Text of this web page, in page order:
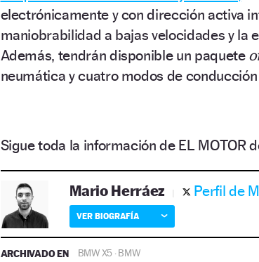
electrónicamente y con dirección activa
maniobrabilidad a bajas velocidades y la
Además, tendrán disponible un paquete
neumática y cuatro modos de
Sigue toda la información de EL MOTOR
Mario Herráez Perfil de
VER BIOGRAFÍA
ARCHIVADO EN BMW X5 ·BMW